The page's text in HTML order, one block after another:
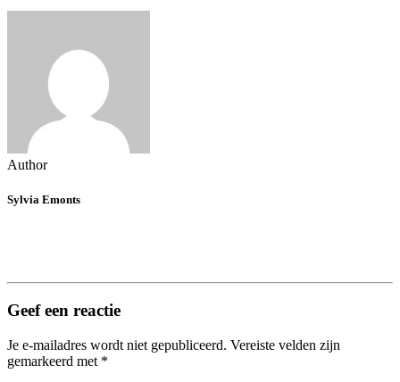
Author
Sylvia Emonts
Geef een reactie
Je e-mailadres wordt niet gepubliceerd. Vereiste velden zijn
gemarkeerd met *